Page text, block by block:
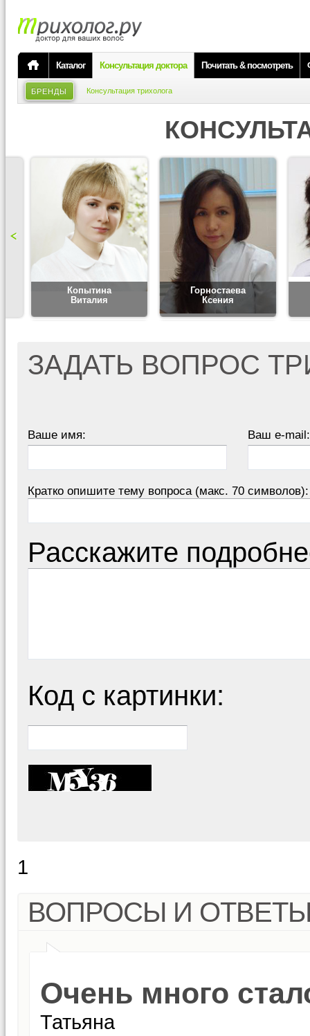
Каталог Консультация доктора Почитать & посмотреть
БРЕНДЫ Консультация трихолога
Копытина
Виталия
Горностаева
Ксения
ЗАДАТЬ ВОПРОС
Ваше имя: Ваш e-mail:
Кратко опишите тему вопроса (макс. 70 символов):
Расскажите
Код с картинки:
1
ВОПРОСЫ И
Очень много
Татьяна